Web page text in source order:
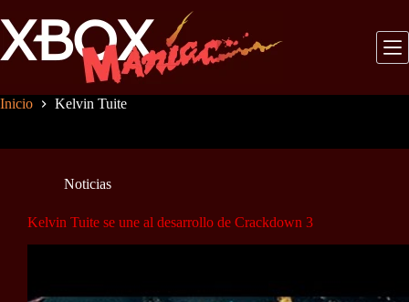
al
contenido
Inicio Kelvin Tuite
Noticias
Kelvin Tuite se une al desarrollo de Crackdown 3